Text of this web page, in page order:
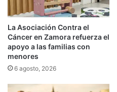
La Asociación Contra el
Cáncer en Zamora refuerza el
apoyo a las familias con
menores
6 agosto, 2026